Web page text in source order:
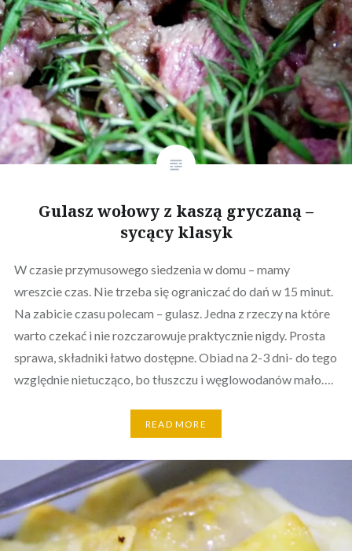
Gulasz wołowy z kaszą gryczaną –
sycący klasyk
W czasie przymusowego siedzenia w domu – mamy
wreszcie czas. Nie trzeba się ograniczać do dań w 15 minut.
Na zabicie czasu polecam – gulasz. Jedna z rzeczy na które
warto czekać i nie rozczarowuje praktycznie nigdy. Prosta
sprawa, składniki łatwo dostępne. Obiad na 2-3 dni- do tego
względnie nietucząco, bo tłuszczu i węglowodanów mało….
READ MORE